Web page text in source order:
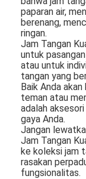
paparan air,
berenang,
ringan.
Jam Tangan
untuk
atau untuk
tangan yang
Baik Anda
teman atau
adalah
gaya Anda.
Jangan
Jam Tangan
ke koleksi jam
rasakan
fungsionalitas.